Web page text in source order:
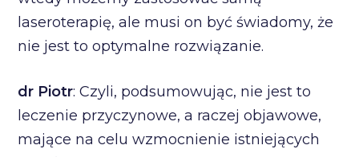
laseroterapię, ale musi on być świadomy, że
nie jest to optymalne rozwiązanie.
dr Piotr: Czyli, podsumowując, nie jest to
leczenie przyczynowe, a raczej objawowe,
mające na celu wzmocnienie istniejących